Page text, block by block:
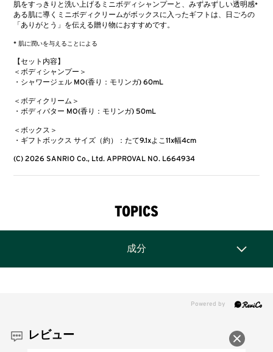
肌をすっきりと洗い上げるミニボディシャンプーと、みずみずしい透明感*
ある肌に導くミニボディクリームがボックスに入ったギフトは、日ごろの
「ありがとう」を伝える贈り物におすすめです。
* 肌に潤いを与えることによる
【セット内容】​
＜ボディシャンプー＞
・シャワージェル MO(香り：モリンガ) 60mL
＜ボディクリーム＞
・ボディバター MO(香り：モリンガ) 50mL
＜ボックス＞
・ギフトボックス サイズ（約）：たて9.1xよこ11x幅4cm
(C) 2026 SANRIO Co., Ltd. APPROVAL NO. L664934
TOPICS
成分
レビュー